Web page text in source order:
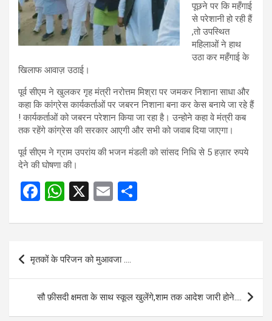
पूछने पर कि महँगाई
से परेशानी हो रही हैं
,तो उपस्थित
महिलाओं ने हाथ
उठा कर महँगाई के
खिलाफ आवाज़ उठाई।
पूर्व सीएम ने खुलकर गृह मंत्री नरोत्तम मिश्रा पर जमकर निशाना साधा और
कहा कि कांग्रेस कार्यकर्ताओं पर जबरन निशाना बना कर केस बनाये जा रहे हैं
! कार्यकर्ताओं को जबरन परेशान किया जा रहा है। उन्होने कहा वे मंत्री कब
तक रहेंगे कांग्रेस की सरकार आएगी और सभी को जवाब दिया जाएगा।
पूर्व सीएम ने ग्राम उपरांय की भजन मंडली को सांसद निधि से 5 हज़ार रुपये
देने की घोषणा की।
F
ce
b
o
o
k
W
at
s
A
p
p
X
E
ail ar
Post
navigation
मृतकों के परिजन को मुआवजा ….
सौ फ़ीसदी क्षमता के साथ स्कूल खुलेंगे,शाम तक आदेश जारी होने….